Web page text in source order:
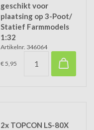
geschikt voor
plaatsing op 3-Poot/
Statief Farmmodels
1:32
Artikelnr. 346064
€ 5,95
2x TOPCON LS-80X